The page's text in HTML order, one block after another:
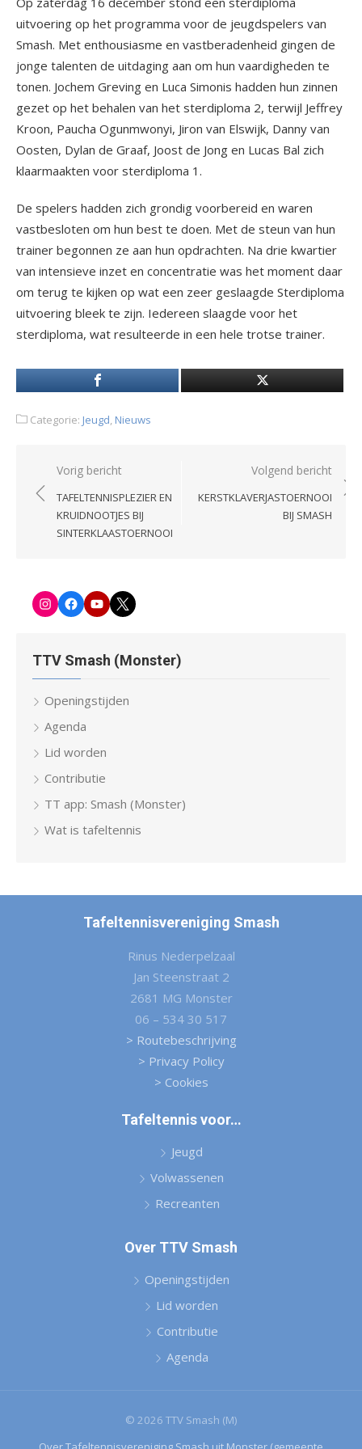
uitvoering op het programma voor de jeugdspelers van
Smash. Met enthousiasme en vastberadenheid gingen de
jonge talenten de uitdaging aan om hun vaardigheden te
tonen. Jochem Greving en Luca Simonis hadden hun zinnen
gezet op het behalen van het sterdiploma 2, terwijl Jeffrey
Kroon, Paucha Ogunmwonyi, Jiron van Elswijk, Danny van
Oosten, Dylan de Graaf, Joost de Jong en Lucas Bal zich
klaarmaakten voor sterdiploma 1.
De spelers hadden zich grondig voorbereid en waren
vastbesloten om hun best te doen. Met de steun van hun
trainer begonnen ze aan hun opdrachten. Na drie kwartier
van intensieve inzet en concentratie was het moment daar
om terug te kijken op wat een zeer geslaagde Sterdiploma
uitvoering bleek te zijn. Iedereen slaagde voor het
sterdiploma, wat resulteerde in een hele trotse trainer.
Categorie: Jeugd, Nieuws
Bericht
navigatie
Vorig bericht
TAFELTENNISPLEZIER EN
KRUIDNOOTJES BIJ
SINTERKLAASTOERNOOI
Volgend bericht
KERSTKLAVERJASTOERNOOI
BIJ SMASH
InstagramFacebook-
pagina
YoutubeTwitter
TTV Smash (Monster)
Openingstijden
Agenda
Lid worden
Contributie
TT app: Smash (Monster)
Wat is tafeltennis
Tafeltennisvereniging Smash
Rinus Nederpelzaal
Jan Steenstraat 2
2681 MG Monster
06 – 534 30 517
> Routebeschrijving
> Privacy Policy
> Cookies
Tafeltennis voor…
Jeugd
Volwassenen
Recreanten
Over TTV Smash
Openingstijden
Lid worden
Contributie
Agenda
© 2026 TTV Smash (M)